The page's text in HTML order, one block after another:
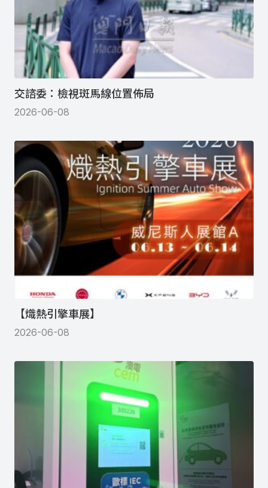
交諮委：檢視斑馬線位置佈局
2026-06-08
【熾熱引擎車展】
2026-06-08